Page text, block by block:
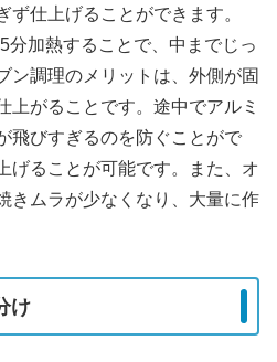
仕上げることができます。
加熱することで、中までじっ
ン調理のメリットは、外側が固
上がることです。途中でアルミ
飛びすぎるのを防ぐことがで
げることが可能です。また、オ
きムラが少なくなり、大量に作
け